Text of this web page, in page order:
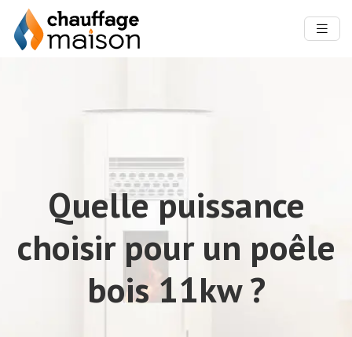
Quelle puissance
choisir pour un poêle
bois 11kw ?